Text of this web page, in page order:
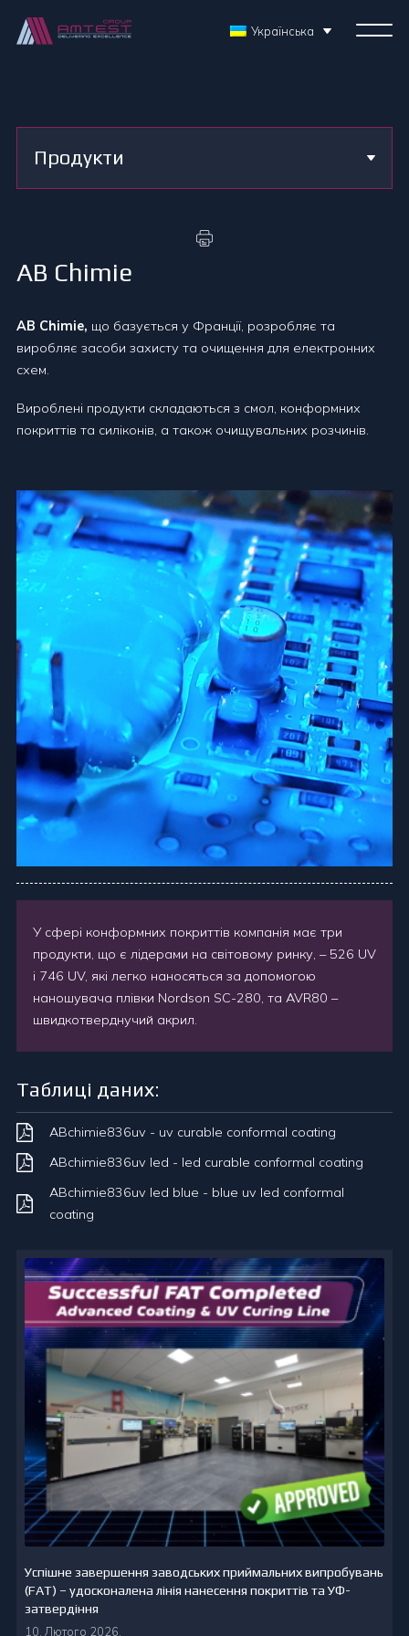
Українська
Продукти
AB Chimie
AB Chimie, що базується у Франції, розробляє та
виробляє засоби захисту та очищення для електронних
схем.
Вироблені продукти складаються з смол, конформних
покриттів та силіконів, а також очищувальних розчинів.
У сфері конформних покриттів компанія має три
продукти, що є лідерами на світовому ринку, – 526 UV
і 746 UV, які легко наносяться за допомогою
наношувача плівки Nordson SC-280, та AVR80 –
швидкотверднучий акрил.
Таблиці даних:
ABchimie836uv - uv curable conformal coating
ABchimie836uv led - led curable conformal coating
ABchimie836uv led blue - blue uv led conformal
coating
Успішне завершення заводських приймальних випробувань
(FAT) – удосконалена лінія нанесення покриттів та УФ-
затвердіння
10. Лютого 2026.